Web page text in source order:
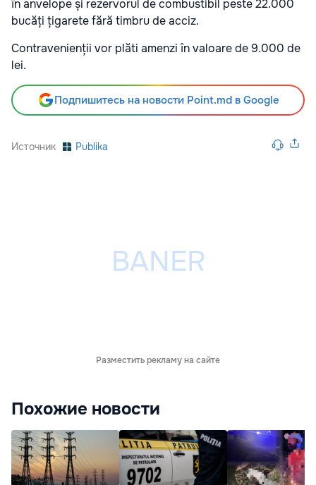
în anvelope și rezervorul de combustibil peste 22.000
bucăți țigarete fără timbru de acciz.
Contravenienții vor plăti amenzi în valoare de 9.000 de
lei.
Подпишитесь на новости Point.md в Google
Источник Publika
Разместить рекламу на сайте
Похожие новости